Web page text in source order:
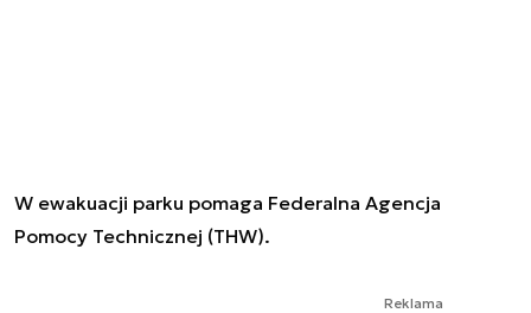
W ewakuacji parku pomaga Federalna Agencja
Pomocy Technicznej (THW).
Reklama